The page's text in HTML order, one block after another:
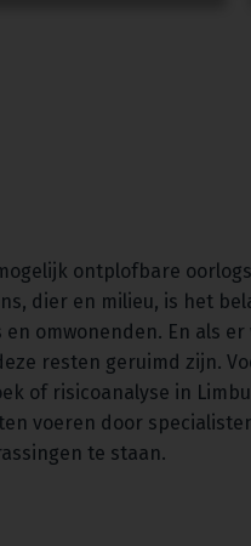
ontplofbare
dier en milieu, is het
omwonenden. En als er
resten geruimd zijn.
of risicoanalyse in
voeren door
te staan.